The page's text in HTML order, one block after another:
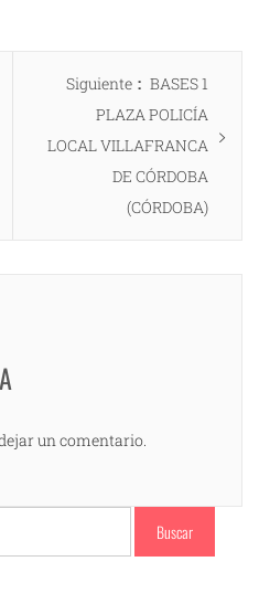
Siguiente
Entrada
siguiente:
BASES 1
PLAZA POLICÍA
LOCAL VILLAFRANCA
DE CÓRDOBA
(CÓRDOBA)
un comentario.